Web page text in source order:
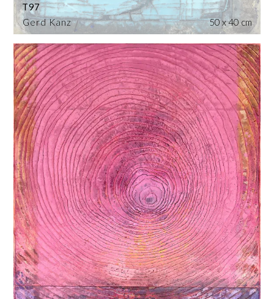
Gerd Kanz
T97
50 x 40 cm